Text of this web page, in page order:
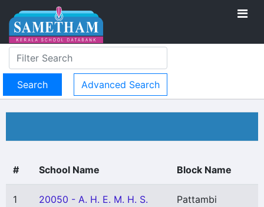
Advanced Search
# School Name Block Name
1
20050 - A. H. E. M. H. S.
Pattambi